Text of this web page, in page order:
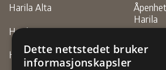
Harila Alta
Harila Finnsnes
Harila Hammerfest
Harila
Dette nettstedet bruker
informasjonskapsler